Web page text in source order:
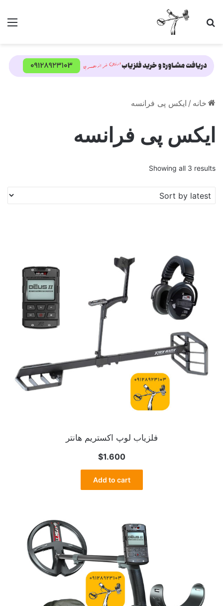
جستجو برای
خانه / ایکس پی فرانسه
ایکس پی فرانسه
Showing all 3 results
فلزیاب لوپ اکستریم هانتر
$1.600
Add to cart